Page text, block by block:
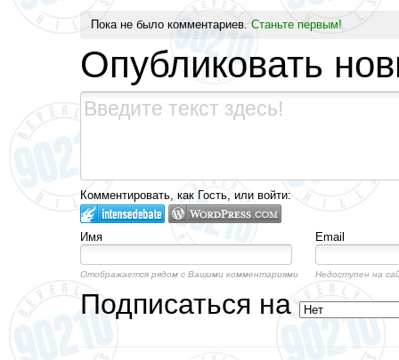
Пока не было комментариев. Станьте первым!
Опубликовать
Комментировать, как Гость, или войти:
Имя Email
Отображается рядом с Вашими комментариями Недоступен на
Подписаться на